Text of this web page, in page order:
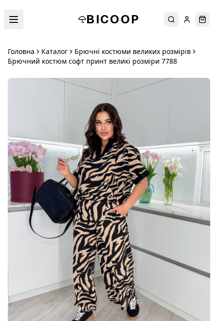
BICOOP ПошукУвійти
Головна Каталог
Брючні костюми великих розмірів
Брючний костюм софт принт великі розміри 7788